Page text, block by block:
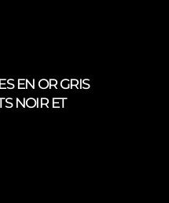
EN OR GRIS
NOIR ET